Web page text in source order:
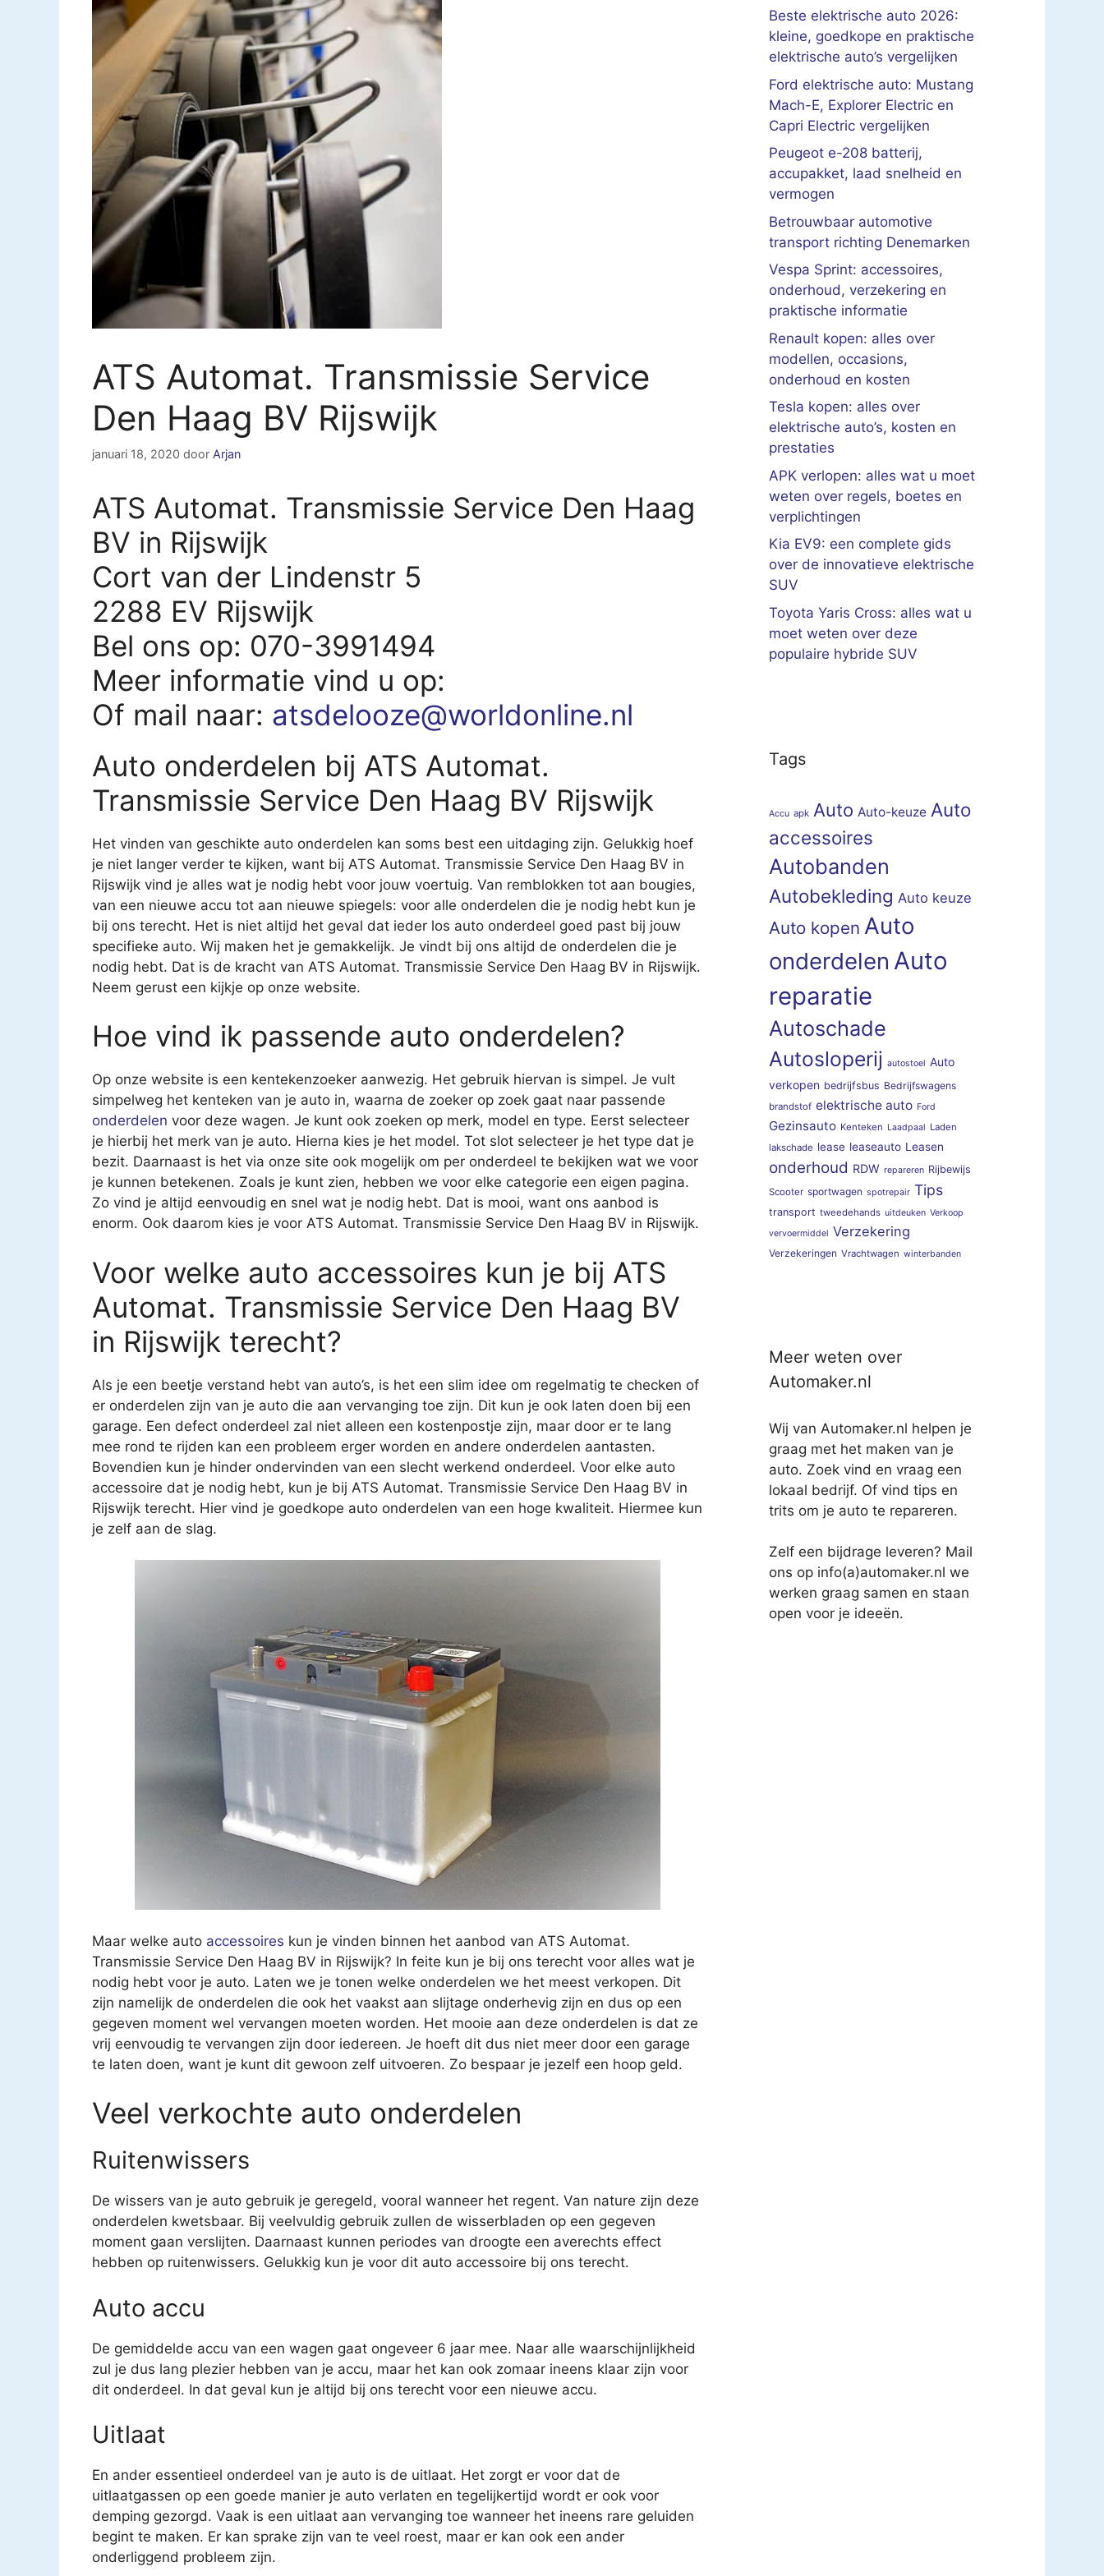
ATS Automat. Transmissie Service
Den Haag BV Rijswijk
januari 18, 2020 door Arjan
ATS Automat. Transmissie Service Den Haag
BV in Rijswijk
Cort van der Lindenstr 5
2288 EV Rijswijk
Bel ons op: 070-3991494
Meer informatie vind u op:
Of mail naar: atsdelooze@worldonline.nl
Auto onderdelen bij ATS Automat.
Transmissie Service Den Haag BV Rijswijk
Het vinden van geschikte auto onderdelen kan soms best een uitdaging zijn. Gelukkig hoef
je niet langer verder te kijken, want bij ATS Automat. Transmissie Service Den Haag BV in
Rijswijk vind je alles wat je nodig hebt voor jouw voertuig. Van remblokken tot aan bougies,
van een nieuwe accu tot aan nieuwe spiegels: voor alle onderdelen die je nodig hebt kun je
bij ons terecht. Het is niet altijd het geval dat ieder los auto onderdeel goed past bij jouw
specifieke auto. Wij maken het je gemakkelijk. Je vindt bij ons altijd de onderdelen die je
nodig hebt. Dat is de kracht van ATS Automat. Transmissie Service Den Haag BV in Rijswijk.
Neem gerust een kijkje op onze website.
Hoe vind ik passende auto onderdelen?
Op onze website is een kentekenzoeker aanwezig. Het gebruik hiervan is simpel. Je vult
simpelweg het kenteken van je auto in, waarna de zoeker op zoek gaat naar passende
onderdelen voor deze wagen. Je kunt ook zoeken op merk, model en type. Eerst selecteer
je hierbij het merk van je auto. Hierna kies je het model. Tot slot selecteer je het type dat je
bezit. Daarnaast is het via onze site ook mogelijk om per onderdeel te bekijken wat we voor
je kunnen betekenen. Zoals je kunt zien, hebben we voor elke categorie een eigen pagina.
Zo vind je altijd eenvoudig en snel wat je nodig hebt. Dat is mooi, want ons aanbod is
enorm. Ook daarom kies je voor ATS Automat. Transmissie Service Den Haag BV in Rijswijk.
Voor welke auto accessoires kun je bij ATS
Automat. Transmissie Service Den Haag BV
in Rijswijk terecht?
Als je een beetje verstand hebt van auto’s, is het een slim idee om regelmatig te checken of
er onderdelen zijn van je auto die aan vervanging toe zijn. Dit kun je ook laten doen bij een
garage. Een defect onderdeel zal niet alleen een kostenpostje zijn, maar door er te lang
mee rond te rijden kan een probleem erger worden en andere onderdelen aantasten.
Bovendien kun je hinder ondervinden van een slecht werkend onderdeel. Voor elke auto
accessoire dat je nodig hebt, kun je bij ATS Automat. Transmissie Service Den Haag BV in
Rijswijk terecht. Hier vind je goedkope auto onderdelen van een hoge kwaliteit. Hiermee kun
je zelf aan de slag.
Maar welke auto accessoires kun je vinden binnen het aanbod van ATS Automat.
Transmissie Service Den Haag BV in Rijswijk? In feite kun je bij ons terecht voor alles wat je
nodig hebt voor je auto. Laten we je tonen welke onderdelen we het meest verkopen. Dit
zijn namelijk de onderdelen die ook het vaakst aan slijtage onderhevig zijn en dus op een
gegeven moment wel vervangen moeten worden. Het mooie aan deze onderdelen is dat ze
vrij eenvoudig te vervangen zijn door iedereen. Je hoeft dit dus niet meer door een garage
te laten doen, want je kunt dit gewoon zelf uitvoeren. Zo bespaar je jezelf een hoop geld.
Veel verkochte auto onderdelen
Ruitenwissers
De wissers van je auto gebruik je geregeld, vooral wanneer het regent. Van nature zijn deze
onderdelen kwetsbaar. Bij veelvuldig gebruik zullen de wisserbladen op een gegeven
moment gaan verslijten. Daarnaast kunnen periodes van droogte een averechts effect
hebben op ruitenwissers. Gelukkig kun je voor dit auto accessoire bij ons terecht.
Auto accu
De gemiddelde accu van een wagen gaat ongeveer 6 jaar mee. Naar alle waarschijnlijkheid
zul je dus lang plezier hebben van je accu, maar het kan ook zomaar ineens klaar zijn voor
dit onderdeel. In dat geval kun je altijd bij ons terecht voor een nieuwe accu.
Uitlaat
En ander essentieel onderdeel van je auto is de uitlaat. Het zorgt er voor dat de
uitlaatgassen op een goede manier je auto verlaten en tegelijkertijd wordt er ook voor
demping gezorgd. Vaak is een uitlaat aan vervanging toe wanneer het ineens rare geluiden
begint te maken. Er kan sprake zijn van te veel roest, maar er kan ook een ander
onderliggend probleem zijn.
Beste elektrische auto 2026:
kleine, goedkope en praktische
elektrische auto’s vergelijken
Ford elektrische auto: Mustang
Mach-E, Explorer Electric en
Capri Electric vergelijken
Peugeot e-208 batterij,
accupakket, laad snelheid en
vermogen
Betrouwbaar automotive
transport richting Denemarken
Vespa Sprint: accessoires,
onderhoud, verzekering en
praktische informatie
Renault kopen: alles over
modellen, occasions,
onderhoud en kosten
Tesla kopen: alles over
elektrische auto’s, kosten en
prestaties
APK verlopen: alles wat u moet
weten over regels, boetes en
verplichtingen
Kia EV9: een complete gids
over de innovatieve elektrische
SUV
Toyota Yaris Cross: alles wat u
moet weten over deze
populaire hybride SUV
Tags
Accu apk Auto Auto-keuze Auto
accessoires
Autobanden
Autobekleding Auto keuze
Auto kopen Auto
onderdelen Auto
reparatie
Autoschade
Autosloperij autostoel Auto
verkopen bedrijfsbus Bedrijfswagens
brandstof elektrische auto Ford
Gezinsauto Kenteken Laadpaal Laden
lakschade lease leaseauto Leasen
onderhoud RDW repareren Rijbewijs
Scooter sportwagen spotrepair Tips
transport tweedehands uitdeuken Verkoop
vervoermiddel Verzekering
Verzekeringen Vrachtwagen winterbanden
Meer weten over
Automaker.nl
Wij van Automaker.nl helpen je
graag met het maken van je
auto. Zoek vind en vraag een
lokaal bedrijf. Of vind tips en
trits om je auto te repareren.
Zelf een bijdrage leveren? Mail
ons op info(a)automaker.nl we
werken graag samen en staan
open voor je ideeën.